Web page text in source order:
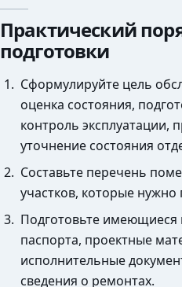
Практический
подготовки
Сформулируйте цель
оценка состояния,
контроль эксплуатации,
уточнение состояния
Составьте перечень
участков, которые
Подготовьте имеющиеся
паспорта, проектные
исполнительные
сведения о ремонтах.